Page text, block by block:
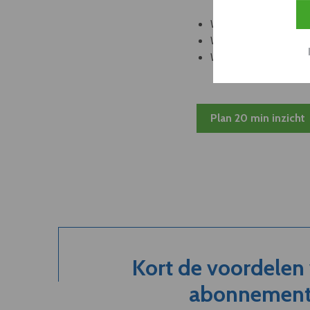
Welke leveranciers
Welke bedrijven
Welke partners en
Plan 20 min inzicht
Kort de voordelen